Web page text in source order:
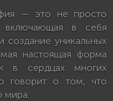
— это не просто
в себя
создание уникальных
настоящая форма
в сердцах многих
говорит о том, что
мира.